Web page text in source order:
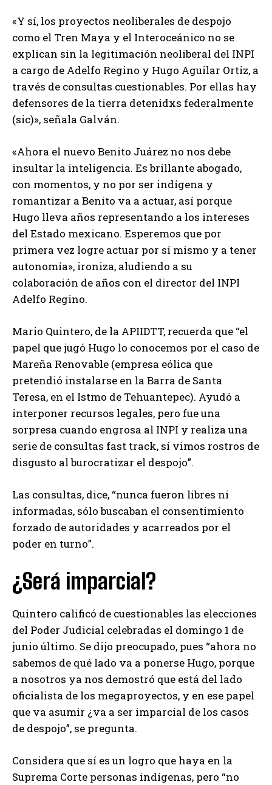
«Y sí, los proyectos neoliberales de despojo
como el Tren Maya y el Interoceánico no se
explican sin la legitimación neoliberal del INPI
a cargo de Adelfo Regino y Hugo Aguilar Ortiz, a
través de consultas cuestionables. Por ellas hay
defensores de la tierra detenidxs federalmente
(sic)», señala Galván.
«Ahora el nuevo Benito Juárez no nos debe
insultar la inteligencia. Es brillante abogado,
con momentos, y no por ser indígena y
romantizar a Benito va a actuar, así porque
Hugo lleva años representando a los intereses
del Estado mexicano. Esperemos que por
primera vez logre actuar por sí mismo y a tener
autonomía», ironiza, aludiendo a su
colaboración de años con el director del INPI
Adelfo Regino.
Mario Quintero, de la APIIDTT, recuerda que “el
papel que jugó Hugo lo conocemos por el caso de
Mareña Renovable (empresa eólica que
pretendió instalarse en la Barra de Santa
Teresa, en el Istmo de Tehuantepec). Ayudó a
interponer recursos legales, pero fue una
sorpresa cuando engrosa al INPI y realiza una
serie de consultas fast track, sí vimos rostros de
disgusto al burocratizar el despojo”.
Las consultas, dice, “nunca fueron libres ni
informadas, sólo buscaban el consentimiento
forzado de autoridades y acarreados por el
poder en turno”.
¿Será imparcial?
Quintero calificó de cuestionables las elecciones
del Poder Judicial celebradas el domingo 1 de
junio último. Se dijo preocupado, pues “ahora no
sabemos de qué lado va a ponerse Hugo, porque
a nosotros ya nos demostró que está del lado
oficialista de los megaproyectos, y en ese papel
que va asumir ¿va a ser imparcial de los casos
de despojo”, se pregunta.
Considera que sí es un logro que haya en la
Suprema Corte personas indígenas, pero “no